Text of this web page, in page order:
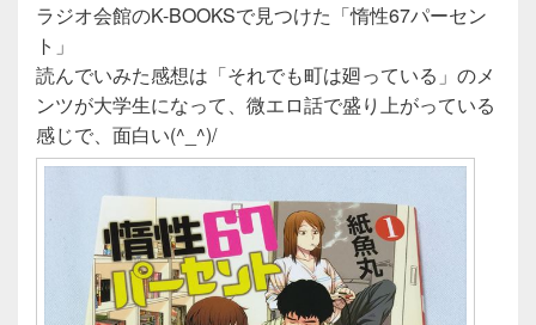
ラジオ会館のK-BOOKSで見つけた「惰性67パーセン
ト」
読んでいみた感想は「それでも町は廻っている」のメ
ンツが大学生になって、微エロ話で盛り上がっている
感じで、面白い(^_^)/